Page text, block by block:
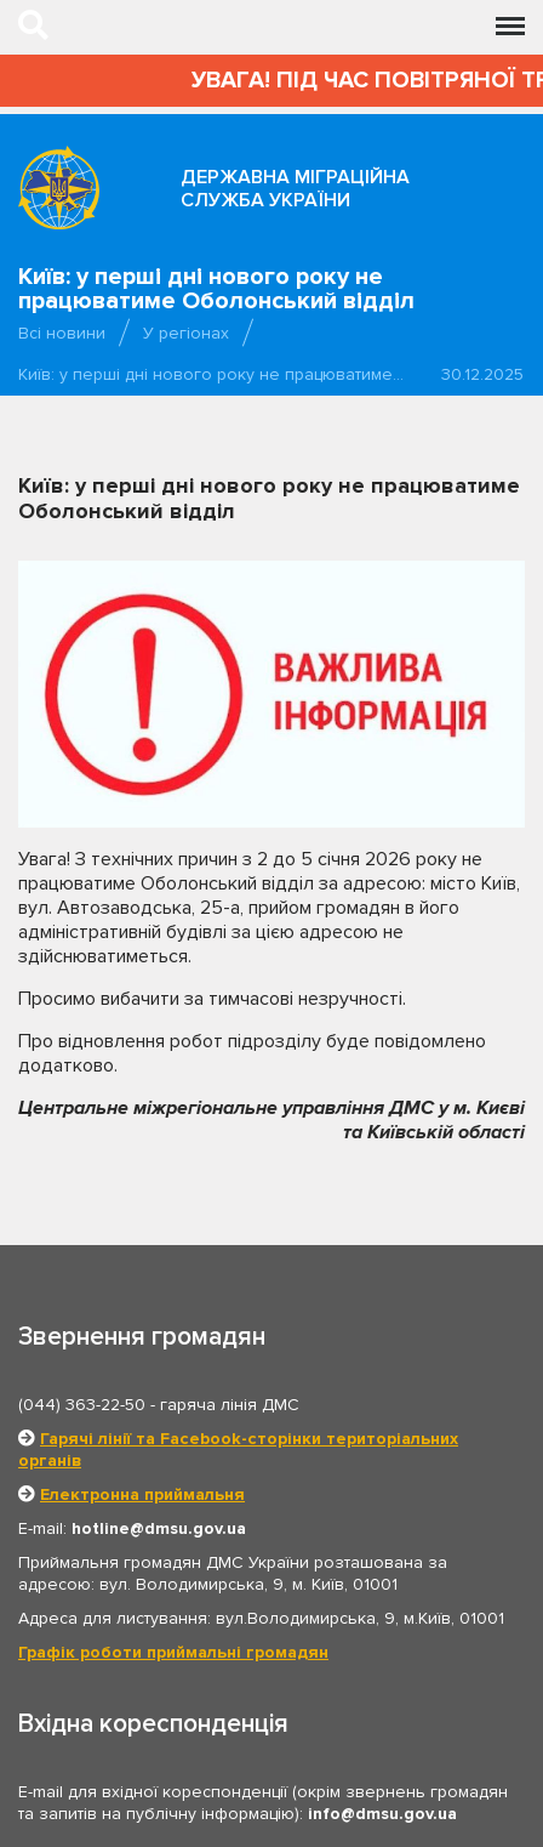
УВАГА! ПІД ЧАС ПОВІТРЯНОЇ
ДЕРЖАВНА МІГРАЦІЙНА
СЛУЖБА УКРАЇНИ
Київ: у перші дні нового року не
працюватиме Оболонський відділ
Всі новини
У регіонах
Київ: у перші дні нового року не працюватиме…
30.12.2025
Київ: у перші дні нового року не працюватиме
Оболонський відділ
Увага! З технічних причин з 2 до 5 січня 2026 року не
працюватиме Оболонський відділ за адресою: місто Київ,
вул. Автозаводська, 25-а, прийом громадян в його
адміністративній будівлі за цією адресою не
здійснюватиметься.
Просимо вибачити за тимчасові незручності.
Про відновлення робот підрозділу буде повідомлено
додатково.
Центральне міжрегіональне управління ДМС у м. Києві
та Київській області
Звернення громадян
(044) 363-22-50 - гаряча лінія ДМС
Гарячі лінії та Facebook-сторінки територіальних
органів
Електронна приймальня
E-mail: hotline
dmsu.gov.ua
Приймальня громадян ДМС України розташована за
адресою: вул. Володимирська, 9, м. Київ, 01001
Адреса для листування: вул.Володимирська, 9, м.Київ, 01001
Графік роботи приймальні громадян
Вхідна кореспонденція
E-mail для вхідної кореспонденції (окрім звернень громадян
та запитів на публічну інформацію): info dmsu.gov.ua